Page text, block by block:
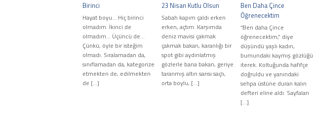
Birinci
Hayat boyu... Hiç birinci
olmadım. İkinci de
olmadım... Üçüncü de...
Çünkü, öyle bir isteğim
olmadı. Sıralamadan da,
sınıflamadan da, kategorize
etmekten de, edilmekten
de […]
23 Nisan Kutlu Olsun
Sabah kapım çaldı erken
erken, açtım. Karşımda
deniz mavisi çakmak
çakmak bakan, karanlığı bir
spot gibi aydınlatmış
gözlerle bana bakan, geriye
taranmış altın sarısı saçlı,
orta boylu, […]
Ben Daha Çince
Öğrenecektim
“Ben daha Çince
öğrenecektim,” diye
düşündü yaşlı kadın,
burnundaki kaymış gözlüğü
iterek. Koltuğunda hafifçe
doğruldu ve yanındaki
sehpa üstüne duran kalın
defteri eline aldı. Sayfaları
[…]